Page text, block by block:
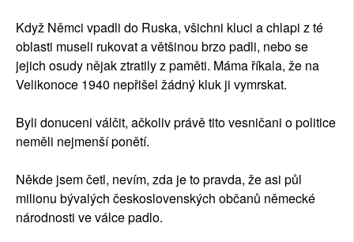
Když Němci vpadli do Ruska, všichni kluci a chlapi z té
oblasti museli rukovat a většinou brzo padli, nebo se
jejich osudy nějak ztratily z paměti. Máma říkala, že na
Velikonoce 1940 nepřišel žádný kluk ji vymrskat.
Byli donuceni válčit, ačkoliv právě tito vesničani o politice
neměli nejmenší ponětí.
Někde jsem četl, nevím, zda je to pravda, že asi půl
milionu bývalých československých občanů německé
národnosti ve válce padlo.